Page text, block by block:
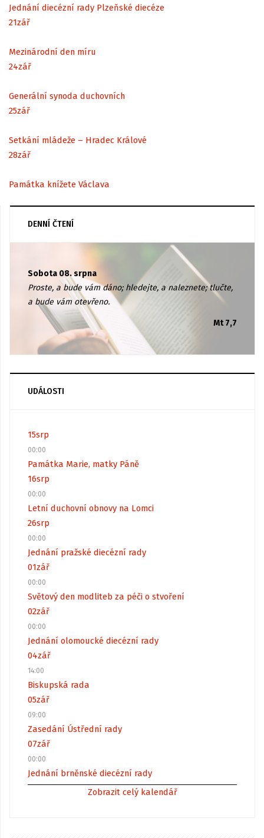
Jednání diecézní rady Plzeňské diecéze
21zář
Mezinárodní den míru
24zář
Generální synoda duchovních
25zář
Setkání mládeže – Hradec Králové
28zář
Památka knížete Václava
DENNÍ ČTENÍ
Sobota 08. srpna
Proste, a bude vám dáno; hledejte, a naleznete; tlučte,
a bude vám otevřeno.
Mt 7,7
UDÁLOSTI
15srp
00:00
Památka Marie, matky Páně
16srp
00:00
Letní duchovní obnovy na Lomci
26srp
00:00
Jednání pražské diecézní rady
01zář
00:00
Světový den modliteb za péči o stvoření
02zář
00:00
Jednání olomoucké diecézní rady
04zář
14:00
Biskupská rada
05zář
09:00
Zasedání Ústřední rady
07zář
00:00
Jednání brněnské diecézní rady
Zobrazit celý kalendář